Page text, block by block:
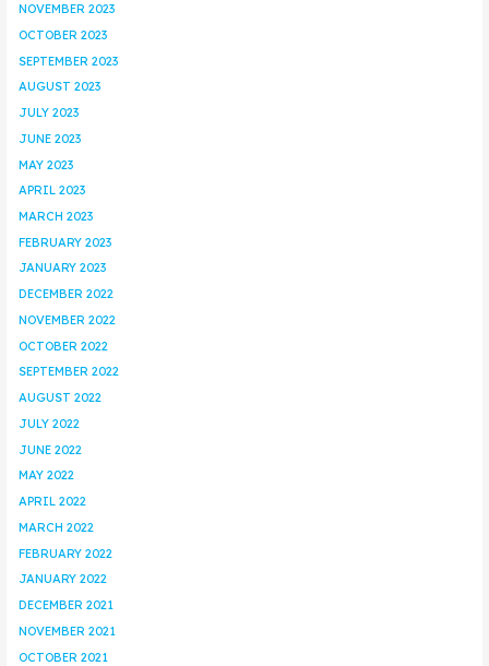
NOVEMBER 2023
OCTOBER 2023
SEPTEMBER 2023
AUGUST 2023
JULY 2023
JUNE 2023
MAY 2023
APRIL 2023
MARCH 2023
FEBRUARY 2023
JANUARY 2023
DECEMBER 2022
NOVEMBER 2022
OCTOBER 2022
SEPTEMBER 2022
AUGUST 2022
JULY 2022
JUNE 2022
MAY 2022
APRIL 2022
MARCH 2022
FEBRUARY 2022
JANUARY 2022
DECEMBER 2021
NOVEMBER 2021
OCTOBER 2021